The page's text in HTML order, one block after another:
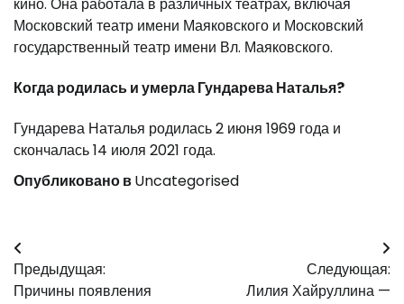
Московский театр имени Маяковского и Московский
государственный театр имени Вл. Маяковского.
Когда родилась и умерла Гундарева Наталья?
Гундарева Наталья родилась 2 июня 1969 года и
скончалась 14 июля 2021 года.
Опубликовано вUncategorised
Навигация
по
Предыдущая:
Причины появления
Следующая:
Лилия Хайруллина —